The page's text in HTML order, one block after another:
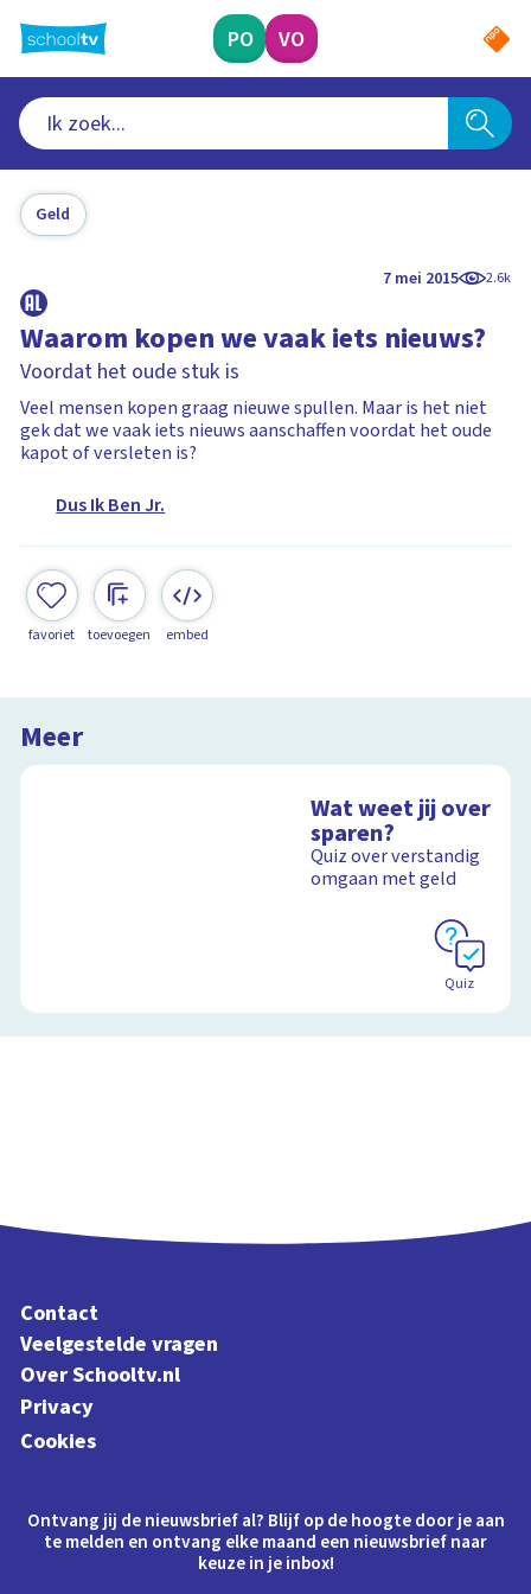
naar
hoofdinhoud
PO VO
Geld
7 mei 2015 2.6k
Waarom kopen we vaak iets nieuws?
Voordat het oude stuk is
Veel mensen kopen graag nieuwe spullen. Maar is het niet
gek dat we vaak iets nieuws aanschaffen voordat het oude
kapot of versleten is?
Dus Ik Ben Jr.
favoriet toevoegen embed
Meer
Wat weet jij over
sparen?
Quiz over verstandig
omgaan met geld
Quiz
Contact
Veelgestelde vragen
Over Schooltv.nl
Privacy
Cookies
Ontvang jij de nieuwsbrief al? Blijf op de hoogte door je aan
te melden en ontvang elke maand een nieuwsbrief naar
keuze in je inbox!